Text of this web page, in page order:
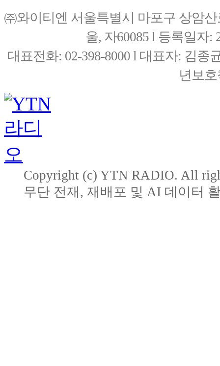
㈜와이티엔 서울특별시 마포구 상암
울, 자60085 l 등록일자:
대표전화: 02-398-8000 l 대표자: 김종
년보
Copyright (c) YTN RADIO. All
무단 전재, 재배포 및 AI 데이터